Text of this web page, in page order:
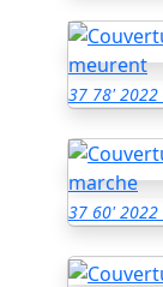
37 78' 2022
37 60' 2022